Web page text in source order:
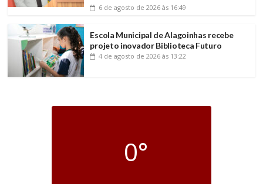
6 de agosto de 2026 às 16:49
Escola Municipal de Alagoinhas recebe
projeto inovador Biblioteca Futuro
4 de agosto de 2026 às 13:22
0°